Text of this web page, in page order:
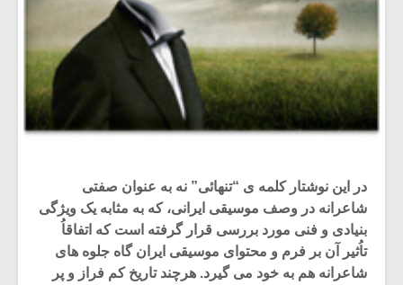
در این نوشتار کلمه ی “تنهائی” نه به عنوان صفتی
شاعرانه در وصف موسیقی ایرانی، که به مثابه یک ویژگی
بنیادی و فنی مورد بررسی قرار گرفته است که اتفاقاُ
تاُثیر آن بر فرم و محتوای موسیقی ایران گاه جلوه های
شاعرانه هم به خود می گیرد. هرچند تاریخ کم فراز و پر